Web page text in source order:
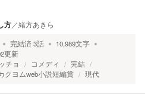
方／緒方あきら
完結済3話 10,989文字
更新
チョ コメディ
完結
クヨムweb小説短編賞 現代